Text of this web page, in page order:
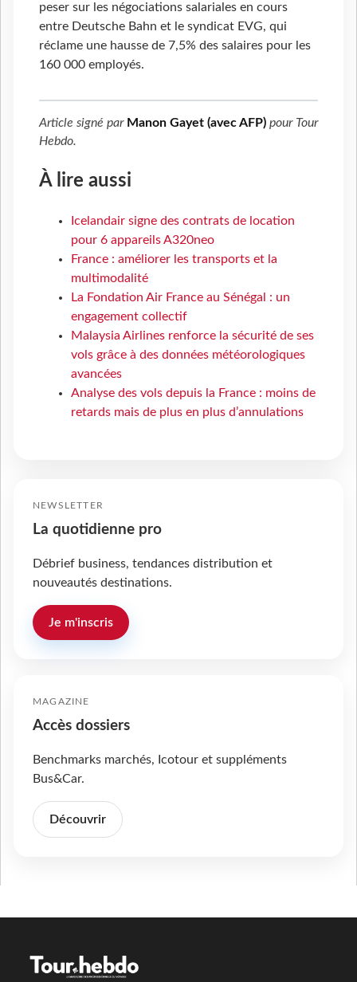
peser sur les négociations salariales en cours
entre Deutsche Bahn et le syndicat EVG, qui
réclame une hausse de 7,5% des salaires pour les
160 000 employés.
Article signé par Manon Gayet (avec AFP) pour Tour
Hebdo.
À lire aussi
Icelandair signe des contrats de location
pour 6 appareils A320neo
France : améliorer les transports et la
multimodalité
La Fondation Air France au Sénégal : un
engagement collectif
Malaysia Airlines renforce la sécurité de ses
vols grâce à des données météorologiques
avancées
Analyse des vols depuis la France : moins de
retards mais de plus en plus d’annulations
NEWSLETTER
La quotidienne pro
Débrief business, tendances distribution et
nouveautés destinations.
Je m'inscris
MAGAZINE
Accès dossiers
Benchmarks marchés, Icotour et suppléments
Bus&Car.
Découvrir